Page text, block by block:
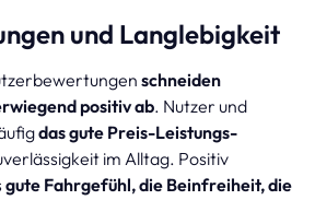
und Langlebigkeit
schneiden
positiv ab. Nutzer und
das gute Preis-Leistungs-
im Alltag. Positiv
gute Fahrgefühl, die Beinfreiheit, die